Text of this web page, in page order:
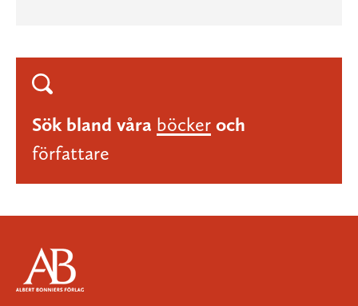
Sök bland våra böcker och
författare